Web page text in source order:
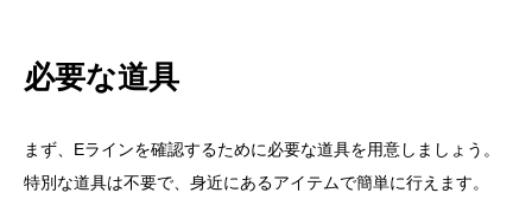
必要な道具
まず、Eラインを確認するために必要な道具を用意しましょう。
特別な道具は不要で、身近にあるアイテムで簡単に行えます。